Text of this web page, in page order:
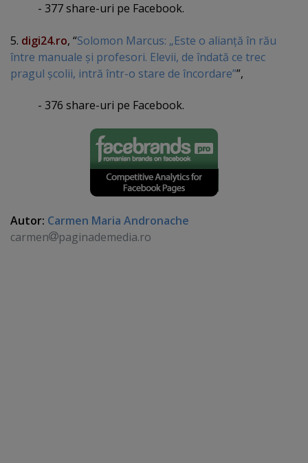
- 377 share-uri pe Facebook.
5. digi24.ro, “Solomon Marcus: „Este o alianţă în rău
între manuale şi profesori. Elevii, de îndată ce trec
pragul şcolii, intră într-o stare de încordare””,
- 376 share-uri pe Facebook.
Autor: Carmen Maria Andronache
carmen
paginademedia.ro